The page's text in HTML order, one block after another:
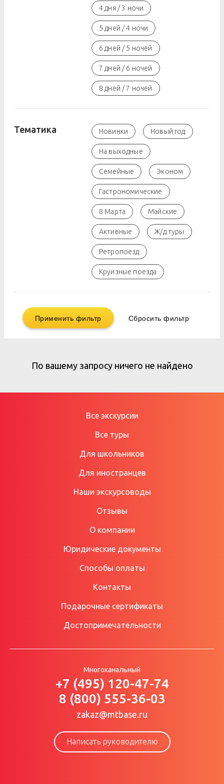
4 дня / 3 ночи
5 дней / 4 ночи
6 дней / 5 ночей
7 дней / 6 ночей
8 дней / 7 ночей
Тематика Новинки Новый год
На выходные
Семейные Эконом
Гастрономические
8 Марта Майские
Активные Ж/д туры
Ретропоезд
Круизные поезда
Применить фильтр Сбросить фильтр
По вашему запросу ничего не найдено
Все экскурсии
Все туры
Для школьников
Для иностранцев
Наши экскурсоводы
Отзывы
О компании
Юридические документы
Способы оплаты
Контакты
Подарочные сертификаты
Достопримечательности
Многоканальный
+7 (495) 120-47-74
8 (800) 555-36-03
zakaz@mtbase.ru
Написать руководителю